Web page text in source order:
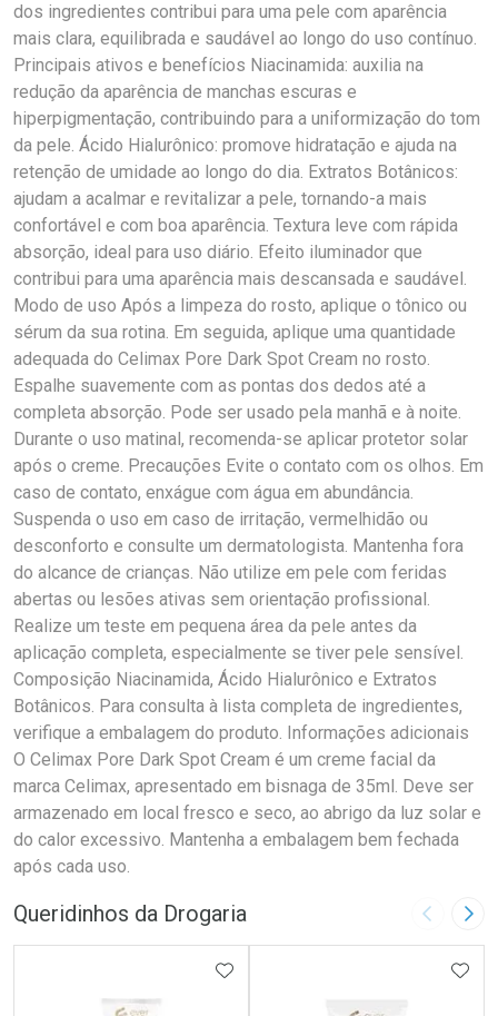
dos ingredientes contribui para uma pele com aparência
mais clara, equilibrada e saudável ao longo do uso contínuo.
Principais ativos e benefícios Niacinamida: auxilia na
redução da aparência de manchas escuras e
hiperpigmentação, contribuindo para a uniformização do tom
da pele. Ácido Hialurônico: promove hidratação e ajuda na
retenção de umidade ao longo do dia. Extratos Botânicos:
ajudam a acalmar e revitalizar a pele, tornando-a mais
confortável e com boa aparência. Textura leve com rápida
absorção, ideal para uso diário. Efeito iluminador que
contribui para uma aparência mais descansada e saudável.
Modo de uso Após a limpeza do rosto, aplique o tônico ou
sérum da sua rotina. Em seguida, aplique uma quantidade
adequada do Celimax Pore Dark Spot Cream no rosto.
Espalhe suavemente com as pontas dos dedos até a
completa absorção. Pode ser usado pela manhã e à noite.
Durante o uso matinal, recomenda-se aplicar protetor solar
após o creme. Precauções Evite o contato com os olhos. Em
caso de contato, enxágue com água em abundância.
Suspenda o uso em caso de irritação, vermelhidão ou
desconforto e consulte um dermatologista. Mantenha fora
do alcance de crianças. Não utilize em pele com feridas
abertas ou lesões ativas sem orientação profissional.
Realize um teste em pequena área da pele antes da
aplicação completa, especialmente se tiver pele sensível.
Composição Niacinamida, Ácido Hialurônico e Extratos
Botânicos. Para consulta à lista completa de ingredientes,
verifique a embalagem do produto. Informações adicionais
O Celimax Pore Dark Spot Cream é um creme facial da
marca Celimax, apresentado em bisnaga de 35ml. Deve ser
armazenado em local fresco e seco, ao abrigo da luz solar e
do calor excessivo. Mantenha a embalagem bem fechada
após cada uso.
Queridinhos da Drogaria Imagem
ADICIONAR AOS FAVORITOS